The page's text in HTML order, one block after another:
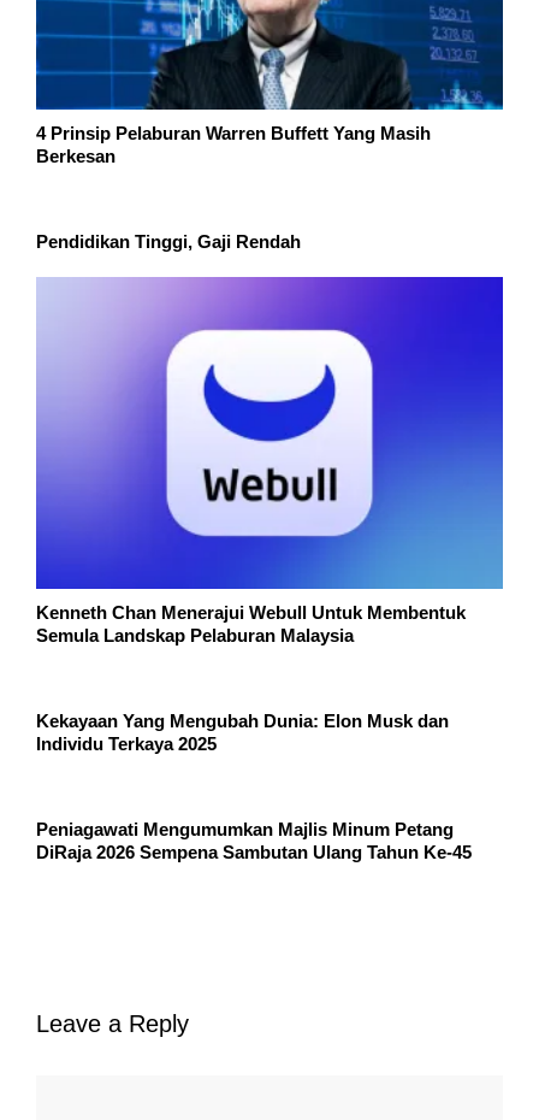
4 Prinsip Pelaburan Warren Buffett Yang Masih
Berkesan
Pendidikan Tinggi, Gaji Rendah
Kenneth Chan Menerajui Webull Untuk Membentuk
Semula Landskap Pelaburan Malaysia
Kekayaan Yang Mengubah Dunia: Elon Musk dan
Individu Terkaya 2025
Peniagawati Mengumumkan Majlis Minum Petang
DiRaja 2026 Sempena Sambutan Ulang Tahun Ke-45
Leave a Reply